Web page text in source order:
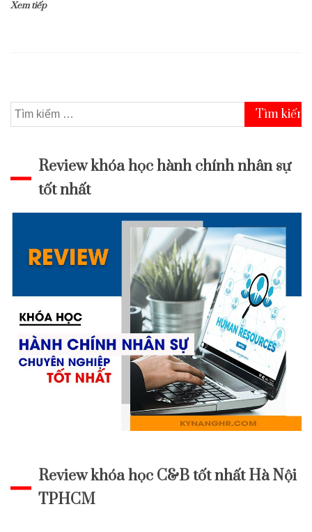
Xem tiếp
Tìm
kiếm
Review khóa học hành chính nhân sự
tốt nhất
Review khóa học C&B tốt nhất Hà Nội
TPHCM